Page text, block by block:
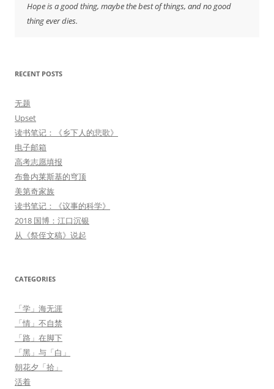
Hope is a good thing, maybe the best of things, and no good
thing ever dies.
RECENT POSTS
无题
Upset
读书笔记：《乡下人的悲歌》
电子邮箱
高考志愿填报
布鲁内莱斯基的穹顶
美第奇家族
读书笔记：《议事的科学》
2018 国博：江口沉银
从《祭侄文稿》说起
CATEGORIES
「学」海无涯
「情」不自禁
「路」在脚下
「黑」与「白」
朝花夕「拾」
活着